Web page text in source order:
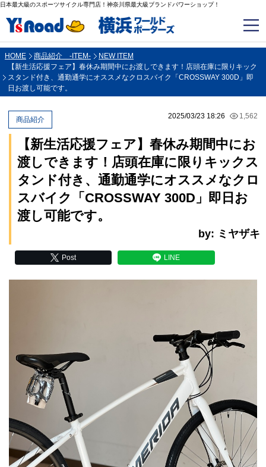
日本最大級のスポーツサイクル専門店！神奈川県最大級ブランドパワーショップ！
HOME 商品紹介 -ITEM-
NEW ITEM
【新生活応援フェア】春休み期間中にお渡しできます！店頭在庫に限りキック
スタンド付き、通勤通学にオススメなクロスバイク「CROSSWAY 300D」即
日お渡し可能です。
2025/03/23 18:26 1,562
商品紹介
【新生活応援フェア】春休み期間中にお
渡しできます！店頭在庫に限りキックス
タンド付き、通勤通学にオススメなクロ
スバイク「CROSSWAY 300D」即日お
渡し可能です。
by: ミヤザキ
Post LINE